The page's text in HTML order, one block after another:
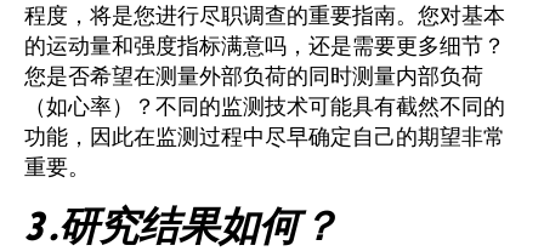
程度，将是您进行尽职调查的重要指南。您对基本
的运动量和强度指标满意吗，还是需要更多细节？
您是否希望在测量外部负荷的同时测量内部负荷
（如心率）？不同的监测技术可能具有截然不同的
功能，因此在监测过程中尽早确定自己的期望非常
重要。
3 .研究结果如何？